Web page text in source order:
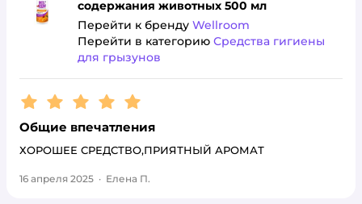
содержания животных 500 мл
Перейти к бренду Wellroom
Перейти в категорию Средства гигиены
для грызунов
Рейтинг:5
Общие впечатления
ХОРОШЕЕ СРЕДСТВО,ПРИЯТНЫЙ АРОМАТ
16 апреля 2025 · Елена П.